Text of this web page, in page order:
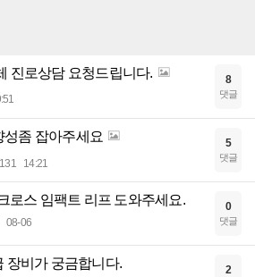
진로상담 요청드립니다. 8
댓글
성좀 잡아주세요
14:21
5
댓글
로스 임팩트 리프 도와주세요.
08-06
0
댓글
장비가 궁금합니다. 2